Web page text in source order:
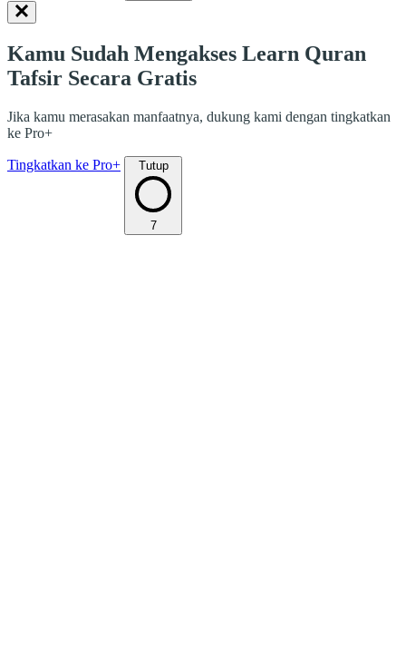
Kamu Sudah Mengakses Learn Quran
Tafsir Secara Gratis
Jika kamu merasakan manfaatnya, dukung kami dengan tingkatkan
ke Pro+
Tingkatkan ke Pro+ Tutup
7